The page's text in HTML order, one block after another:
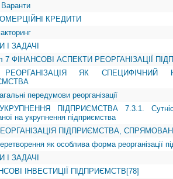
КРЕДИТИ
І ЗАДАЧІ
7 ФІНАНСОВІ АСПЕКТИ РЕОРГАНІЗАЦІЇ
ЯК СПЕЦИФІЧНИЙ
передумови реорганізації
ПІДПРИЄМСТВА 7.3.1.
на укрупнення підприємства
ПІДПРИЄМСТВА,
як особлива форма реорганізації
І ЗАДАЧІ
ІНВЕСТИЦІЇ ПІДПРИЄМСТВ[78]